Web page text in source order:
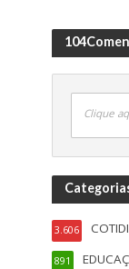
Clique
3.606
891